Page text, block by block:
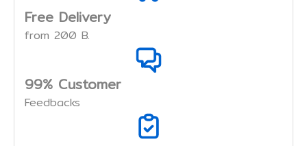
Free Delivery
from 200 B.
99% Customer
Feedbacks